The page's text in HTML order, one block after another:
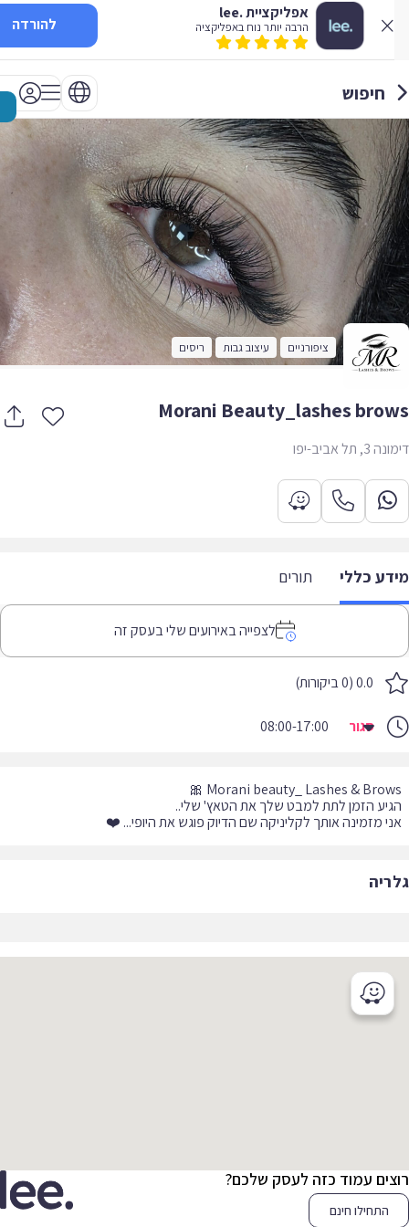
אפליקציית .lee
הרבה יותר נוח באפליקציה להורדה
חיפוש
ציפורניים עיצוב גבות ריסים
Morani Beauty_lashes
אביב-יפו
כללי תורים
לצפייה באירועים שלי בעסק זה
0.0 (0 ביקורות)
סגור 08:00-17:00
מזמינה אותך לקליניקה שם הדיוק פוגש את היופי... ❤️
עמוד כזה לעסק שלכם?
התחילו חינם